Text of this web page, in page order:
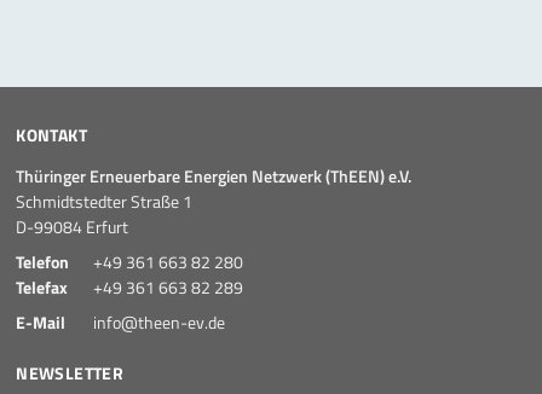
ThEEN-Talk
Politische Formate
Presseevents
KONTAKT
Thüringer Erneuerbare Energien Netzwerk (ThEEN) e.V.
Schmidtstedter Straße 1
D-99084 Erfurt
Telefon
+49 361 663 82 280
Telefax
+49 361 663 82 289
E-Mail
info@theen-ev.de
NEWSLETTER